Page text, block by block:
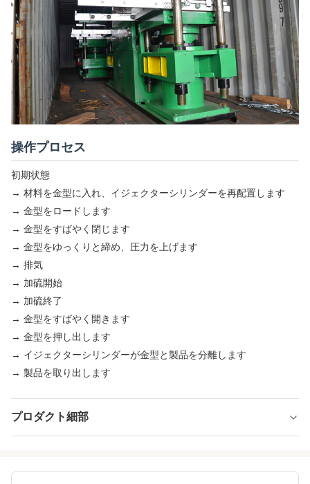
操作プロセス
初期状態
→ 材料を金型に入れ、イジェクターシリンダーを再配置します
→ 金型をロードします
→ 金型をすばやく閉じます
→ 金型をゆっくりと締め、圧力を上げます
→ 排気
→ 加硫開始
→ 加硫終了
→ 金型をすばやく開きます
→ 金型を押し出します
→ イジェクターシリンダーが金型と製品を分離します
→ 製品を取り出します
プロダクト細部
Structure: 列またはフレーム